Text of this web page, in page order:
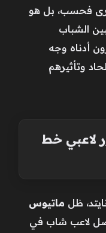
فحسب، بل هو
الشباب
أدناه وجه
وتأثيرهم
لاعبي خط
ظل ماتيوس
لاعب شاب في